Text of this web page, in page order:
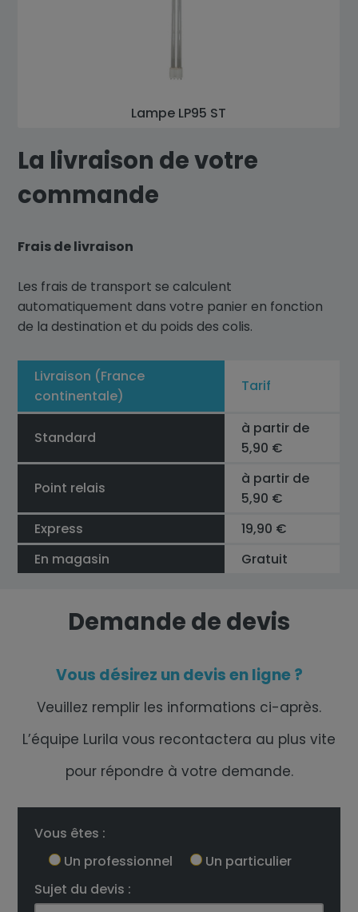
Lampe LP95 ST
La livraison de votre
commande
Frais de livraison
Les frais de transport se calculent
automatiquement dans votre panier en fonction
de la destination et du poids des colis.
Livraison (France
continentale)
Tarif
Standard
à partir de
5,90 €
Point relais
à partir de
5,90 €
Express
19,90 €
En magasin
Gratuit
Demande de devis
Vous désirez un devis en ligne ?
Veuillez remplir les informations ci-après.
L’équipe Lurila vous recontactera au plus vite
pour répondre à votre demande.
Vous êtes :
Un professionnel
Un particulier
Sujet du devis :